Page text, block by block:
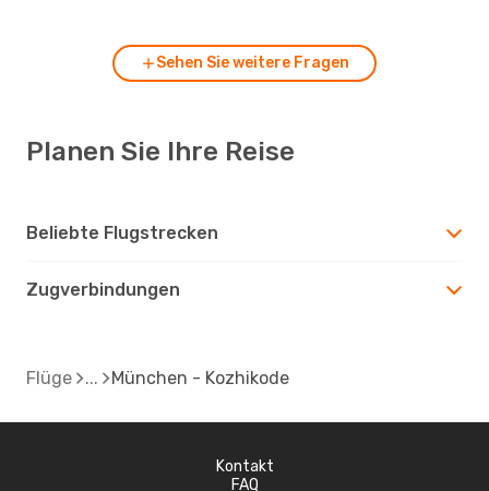
Sehen Sie weitere Fragen
Planen Sie Ihre Reise
Beliebte Flugstrecken
Zugverbindungen
Flüge München - Kozhikode
Kontakt
FAQ